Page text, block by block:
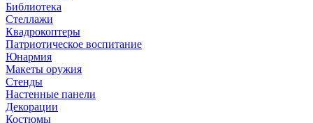
Библиотека
Стеллажи
Квадрокоптеры
Патриотическое воспитание
Юнармия
Макеты оружия
Стенды
Настенные панели
Декорации
Костюмы